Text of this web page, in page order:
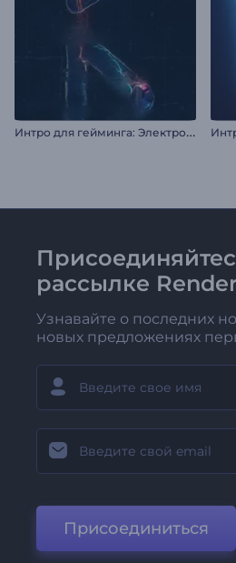
И
нтро для гейминга: Электро камень
рассылке
Узнавайте о последних
новых предложениях
Присоединиться